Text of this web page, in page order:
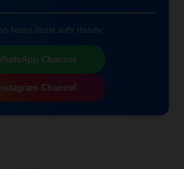
News direkt auf's Handy:
Channel
Channel